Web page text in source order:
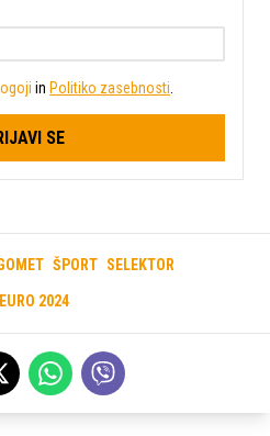
in Politiko zasebnosti
SE
ŠPORT SELEKTOR
EURO 2024